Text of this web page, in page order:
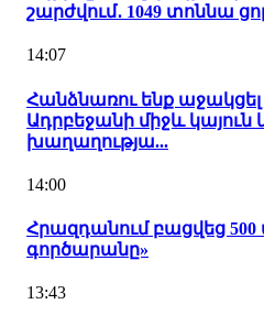
շարժվում․ 1049 տոննա
14:07
Հանձնառու ենք
Ադրբեջանի միջև
խաղաղությա...
14:00
Հրազդանում բացվեց 500
գործարանը»
13:43